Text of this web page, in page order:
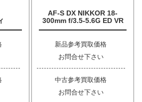
AF-S DX NIKKOR 18-
300mm f/3.5-5.6G ED VR
新品参考買取価格
お問合せ下さい
中古参考買取価格
お問合せ下さい